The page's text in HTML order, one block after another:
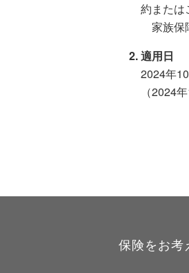
約または
家族保
適用日
2024年
（2024
保険をお考